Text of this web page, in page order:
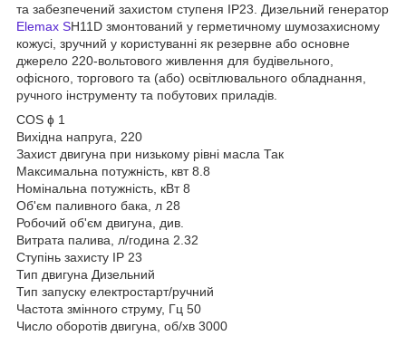
та забезпечений захистом ступеня IP23. Дизельний генератор
Elemax SH11D змонтований у герметичному шумозахисному
кожусі, зручний у користуванні як резервне або основне
джерело 220-вольтового живлення для будівельного,
офісного, торгового та (або) освітлювального обладнання,
ручного інструменту та побутових приладів.
COS ɸ 1
Вихідна напруга, 220
Захист двигуна при низькому рівні масла Так
Максимальна потужність, квт 8.8
Номінальна потужність, кВт 8
Об'єм паливного бака, л 28
Робочий об'єм двигуна, див.
Витрата палива, л/година 2.32
Ступінь захисту IP 23
Тип двигуна Дизельний
Тип запуску електростарт/ручний
Частота змінного струму, Гц 50
Число оборотів двигуна, об/хв 3000